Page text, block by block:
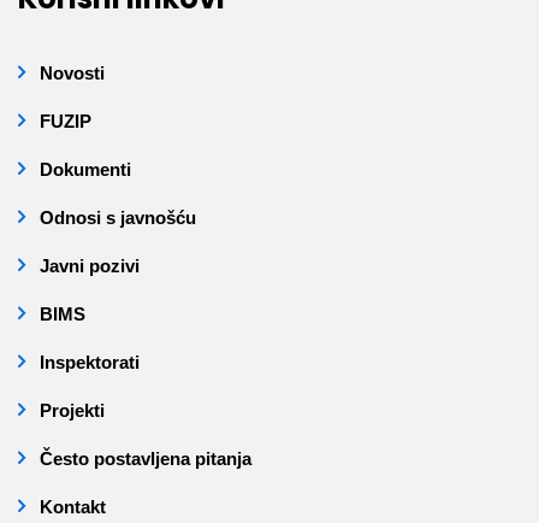
Novosti
FUZIP
Dokumenti
Odnosi s javnošću
Javni pozivi
BIMS
Inspektorati
Projekti
Često postavljena pitanja
Kontakt